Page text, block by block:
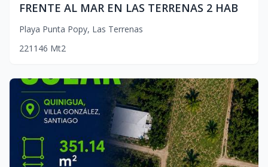
FRENTE AL MAR EN LAS TERRENAS 2 HAB
Playa Punta Popy, Las Terrenas
221 146 Mt2